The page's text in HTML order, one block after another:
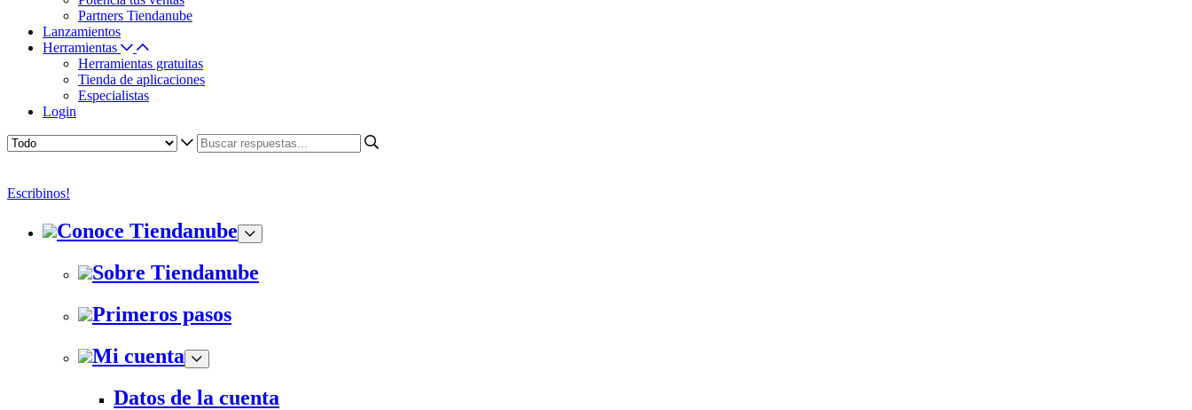
Partners Tiendanube
Lanzamientos
Herramientas
Herramientas gratuitas
Tienda de aplicaciones
Especialistas
Login
Escribinos!
Conoce Tiendanube
Sobre Tiendanube
Primeros pasos
Mi cuenta
Datos de la cuenta